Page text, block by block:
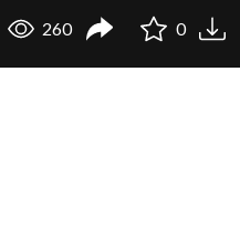
260 0